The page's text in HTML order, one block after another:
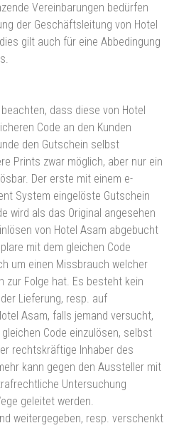
Vereinbarungen bedürfen
der Geschäftsleitung von Hotel
gilt auch für eine Abbedingung
dass diese von Hotel
Code an den Kunden
den Gutschein selbst
Prints zwar möglich, aber nur ein
Der erste mit einem e-
System eingelöste Gutschein
wird als das Original angesehen
von Hotel Asam abgebucht
mit dem gleichen Code
um einen Missbrauch welcher
zur Folge hat. Es besteht kein
Lieferung, resp. auf
Asam, falls jemand versucht,
Code einzulösen, selbst
rechtskräftige Inhaber des
kann gegen den Aussteller mit
Untersuchung
geleitet werden.
weitergegeben, resp. verschenkt